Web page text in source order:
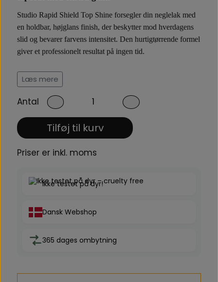
Studio Rapid Shield Top Shine forsegler din neglelak med
en holdbar, højglans finish, der beskytter mod hverdagens
slid og bevarer farvens intensitet. Den hurtigtørrende formel
giver et professionelt resultat på ingen tid.
Beskyt din manicure mod ydre påvirkninger
Denne topcoat er udviklet til at modstå kontakt med
rengøringsmidler, vand og andre daglige belastninger.
Sammen med Chip Resist Primer og Rapid Dry Lasting
Color skaber den et komplet neglesystem med maksimal
Læs mere
Antal
Tilføj til kurv
Priser er inkl. moms
Ikke testet på dyr!
Dansk Webshop
365 dages ombytning